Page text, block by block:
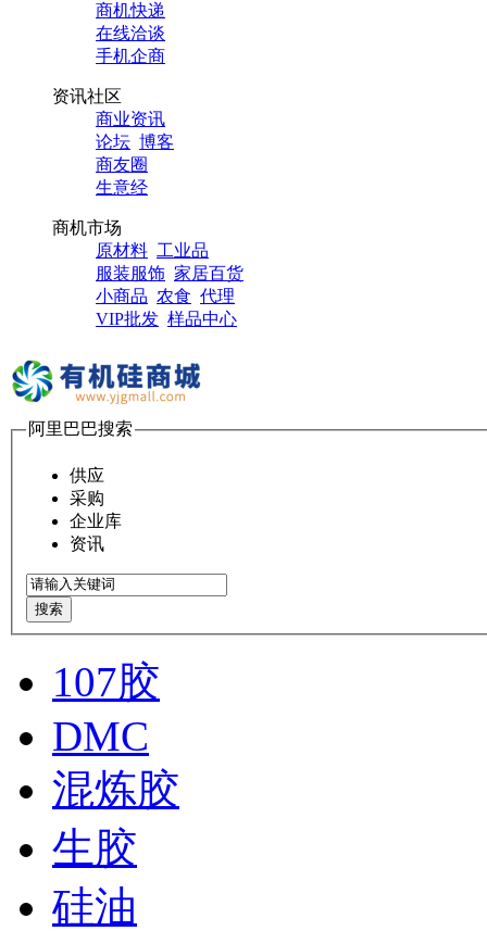
商机快递
在线洽谈
手机企商
资讯社区
商业资讯
论坛 博客
商友圈
生意经
商机市场
原材料 工业品
服装服饰 家居百货
小商品 农食 代理
VIP批发 样品中心
阿里巴巴搜索
供应
采购
企业库
资讯
搜索
107胶
DMC
混炼胶
生胶
硅油